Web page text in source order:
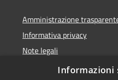
Amministrazione
Informativa privacy
Note legali
Dichiarazione di accessibilità
Informazioni